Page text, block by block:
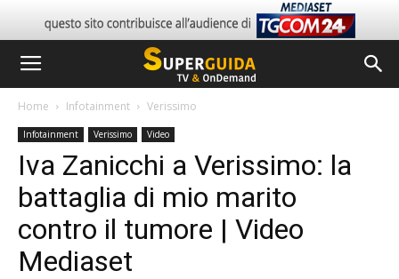
Home Infotainment Verissimo
Infotainment Verissimo Video
Iva Zanicchi a Verissimo: la
battaglia di mio marito
contro il tumore | Video
Mediaset